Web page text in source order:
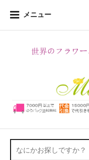
メニュー